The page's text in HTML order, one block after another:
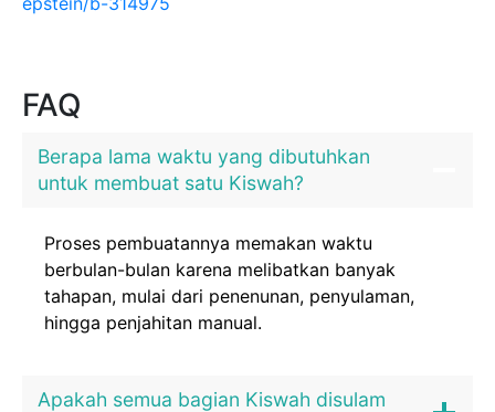
FAQ
Berapa lama waktu yang dibutuhkan
untuk membuat satu Kiswah?
Proses pembuatannya memakan waktu
berbulan-bulan karena melibatkan banyak
tahapan, mulai dari penenunan, penyulaman,
hingga penjahitan manual.
Apakah semua bagian Kiswah disulam